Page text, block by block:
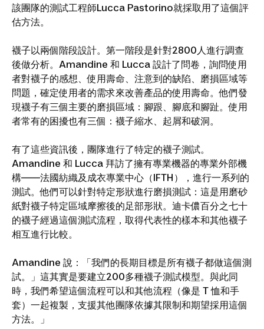
該團隊的測試工程師Lucca Pastorino就採取用了這個評
估方法。
襪子以兩個階段設計。第一階段是針對2800人進行調查
後做分析。Amandine 和 Lucca 設計了問卷，詢問使用
者對襪子的感想、使用壽命、注意到的缺陷、磨損區域等
問題，確定使用者的需求來改善產品的使用壽命。他們發
現襪子有三個主要的磨損區域：腳跟、腳底和腳趾。使用
者常有的困擾也有三個：襪子縮水、起屑和破洞。
有了這些資訊後，團隊進行了特定的襪子測試。
Amandine 和 Lucca 拜訪了擁有專業機器的專業外部機
構——法國紡織及成衣專業中心（IFTH），進行一系列的
測試。他們可以針對特定形狀進行磨損測試：這是用磨砂
紙對襪子特定區域摩擦後的足部形狀。迪卡儂百分之七十
的襪子經過這個測試流程，取得代表性的樣本和其他襪子
相互進行比較。
Amandine 說：「我們的長期目標是所有襪子都做這個測
試。」這其實是要建立200多種襪子測試模型。與此同
時，我們希望這個流程可以和其他流程（像是 T 恤和手
套）一起複製，支援其他團隊依據其限制和期望採用這個
方法。」